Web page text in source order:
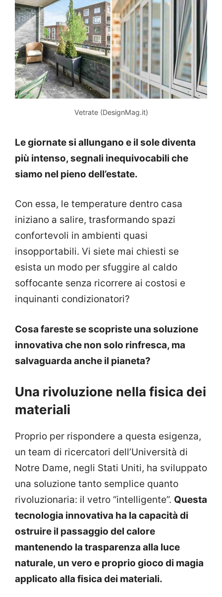
Vetrate (DesignMag.it)
Le giornate si allungano e il sole diventa
più intenso, segnali inequivocabili che
siamo nel pieno dell’estate.
Con essa, le temperature dentro casa
iniziano a salire, trasformando spazi
confortevoli in ambienti quasi
insopportabili. Vi siete mai chiesti se
esista un modo per sfuggire al caldo
soffocante senza ricorrere ai costosi e
inquinanti condizionatori?
Cosa fareste se scopriste una soluzione
innovativa che non solo rinfresca, ma
salvaguarda anche il pianeta?
Una rivoluzione nella fisica dei
materiali
Proprio per rispondere a questa esigenza,
un team di ricercatori dell’Università di
Notre Dame, negli Stati Uniti, ha sviluppato
una soluzione tanto semplice quanto
rivoluzionaria: il vetro “intelligente”. Questa
tecnologia innovativa ha la capacità di
ostruire il passaggio del calore
mantenendo la trasparenza alla luce
naturale, un vero e proprio gioco di magia
applicato alla fisica dei materiali.